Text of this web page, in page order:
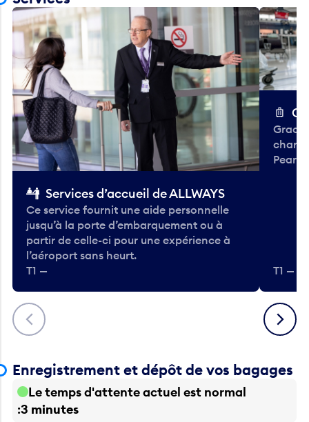
Précédent
Services d’accueil de ALLWAYS
Ce service fournit une aide personnelle
jusqu’à la porte d’embarquement ou à
partir de celle-ci pour une expérience à
l’aéroport sans heurt.
T1 —
T1 —
Suivant
Enregistrement et dépôt de vos bagages
Le temps d'attente actuel est normal
3 minutes